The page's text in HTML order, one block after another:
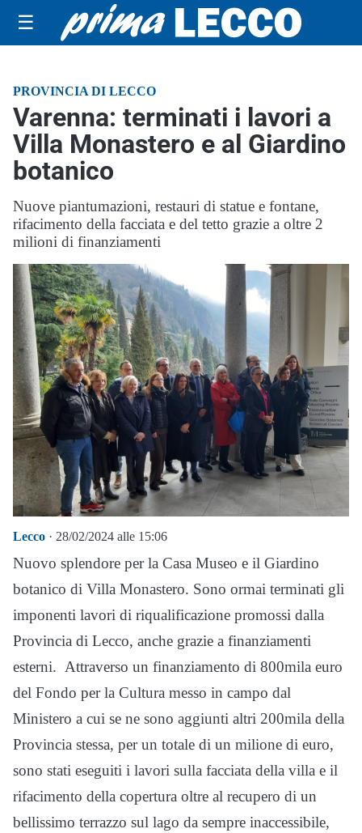
☰
PROVINCIA DI LECCO
Varenna: terminati i lavori a
Villa Monastero e al Giardino
botanico
Nuove piantumazioni, restauri di statue e fontane,
rifacimento della facciata e del tetto grazie a oltre 2
milioni di finanziamenti
Lecco · 28/02/2024 alle 15:06
Nuovo splendore per la Casa Museo e il Giardino
botanico di Villa Monastero. Sono ormai terminati gli
imponenti lavori di riqualificazione promossi dalla
Provincia di Lecco, anche grazie a finanziamenti
esterni. Attraverso un finanziamento di 800mila euro
del Fondo per la Cultura messo in campo dal
Ministero a cui se ne sono aggiunti altri 200mila della
Provincia stessa, per un totale di un milione di euro,
sono stati eseguiti i lavori sulla facciata della villa e il
rifacimento della copertura oltre al recupero di un
bellissimo terrazzo sul lago da sempre inaccessibile,